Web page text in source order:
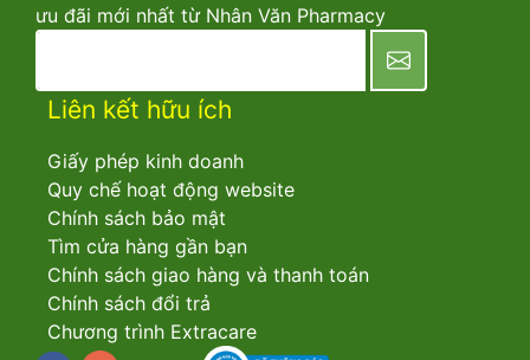
ưu đãi mới nhất từ Nhân Văn Pharmacy
Liên kết hữu ích
Giấy phép kinh doanh
Quy chế hoạt động website
Chính sách bảo mật
Tìm cửa hàng gần bạn
Chính sách giao hàng và thanh toán
Chính sách đổi trả
Chương trình Extracare